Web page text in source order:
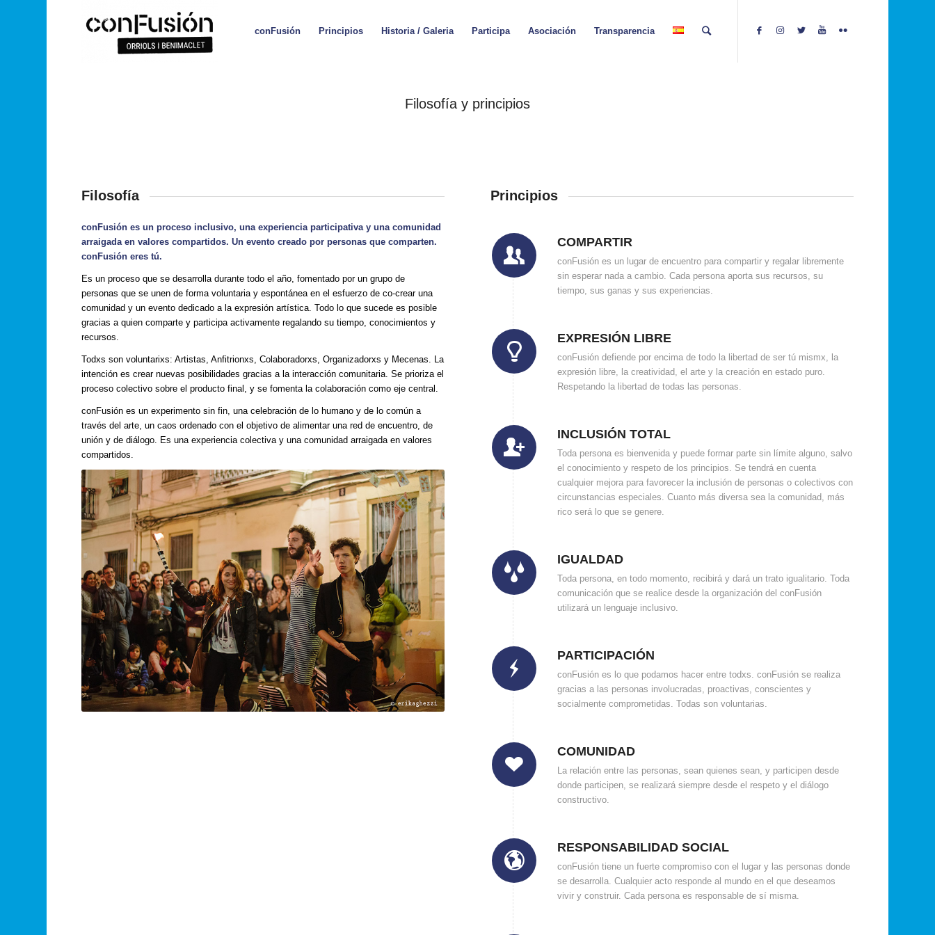
conFusión Principios Historia / Galeria Participa Asociación Transparencia
Filosofía y principios
Filosofía
conFusión es un proceso inclusivo, una experiencia participativa y una comunidad
arraigada en valores compartidos. Un evento creado por personas que comparten.
conFusión eres tú.
Es un proceso que se desarrolla durante todo el año, fomentado por un grupo de
personas que se unen de forma voluntaria y espontánea en el esfuerzo de co-crear una
comunidad y un evento dedicado a la expresión artística. Todo lo que sucede es posible
gracias a quien comparte y participa activamente regalando su tiempo, conocimientos y
recursos.
Todxs son voluntarixs: Artistas, Anfitrionxs, Colaboradorxs, Organizadorxs y Mecenas. La
intención es crear nuevas posibilidades gracias a la interacción comunitaria. Se prioriza el
proceso colectivo sobre el producto final, y se fomenta la colaboración como eje central.
conFusión es un experimento sin fin, una celebración de lo humano y de lo común a
través del arte, un caos ordenado con el objetivo de alimentar una red de encuentro, de
unión y de diálogo. Es una experiencia colectiva y una comunidad arraigada en valores
compartidos.
Principios
COMPARTIR
conFusión es un lugar de encuentro para compartir y regalar libremente
sin esperar nada a cambio. Cada persona aporta sus recursos, su
tiempo, sus ganas y sus experiencias.
EXPRESIÓN LIBRE
conFusión defiende por encima de todo la libertad de ser tú mismx, la
expresión libre, la creatividad, el arte y la creación en estado puro.
Respetando la libertad de todas las personas.
INCLUSIÓN TOTAL
Toda persona es bienvenida y puede formar parte sin límite alguno, salvo
el conocimiento y respeto de los principios. Se tendrá en cuenta
cualquier mejora para favorecer la inclusión de personas o colectivos con
circunstancias especiales. Cuanto más diversa sea la comunidad, más
rico será lo que se genere.
IGUALDAD
Toda persona, en todo momento, recibirá y dará un trato igualitario. Toda
comunicación que se realice desde la organización del conFusión
utilizará un lenguaje inclusivo.
PARTICIPACIÓN
conFusión es lo que podamos hacer entre todxs. conFusión se realiza
gracias a las personas involucradas, proactivas, conscientes y
socialmente comprometidas. Todas son voluntarias.
COMUNIDAD
La relación entre las personas, sean quienes sean, y participen desde
donde participen, se realizará siempre desde el respeto y el diálogo
constructivo.
RESPONSABILIDAD SOCIAL
conFusión tiene un fuerte compromiso con el lugar y las personas donde
se desarrolla. Cualquier acto responde al mundo en el que deseamos
vivir y construir. Cada persona es responsable de sí misma.